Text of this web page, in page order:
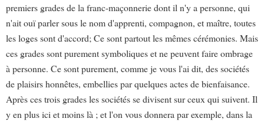
premiers grades de la franc-maçonnerie dont il n'y a personne, qui
n'ait ouï parler sous le nom d'apprenti, compagnon, et maître, toutes
les loges sont d'accord; Ce sont partout les mêmes cérémonies. Mais
ces grades sont purement symboliques et ne peuvent faire ombrage
à personne. Ce sont purement, comme je vous l'ai dit, des sociétés
de plaisirs honnêtes, embellies par quelques actes de bienfaisance.
Après ces trois grades les sociétés se divisent sur ceux qui suivent. Il
y en plus ici et moins là ; et l'on vous donnera par exemple, dans la